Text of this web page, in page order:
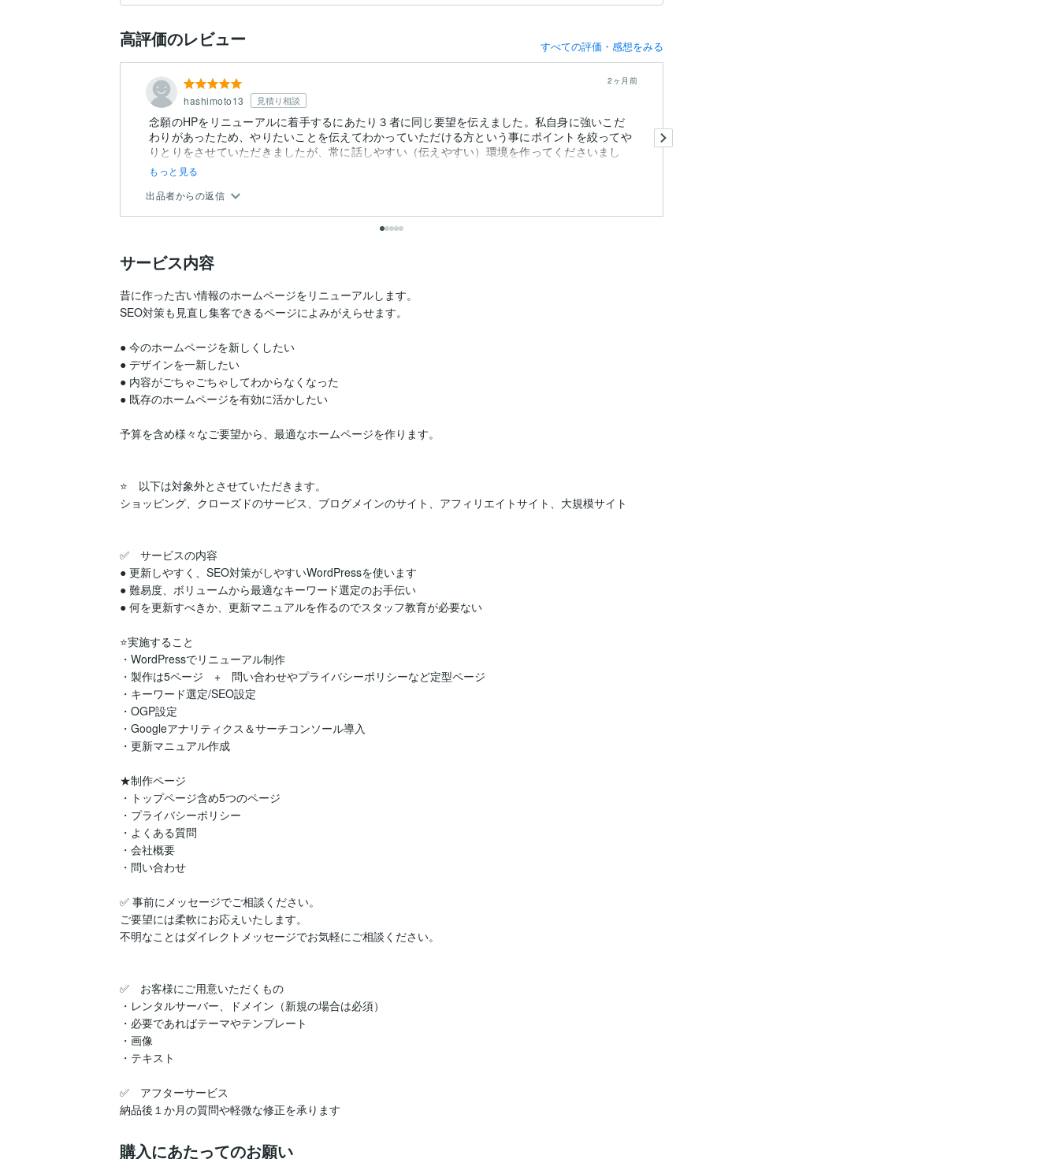
高評価のレビュー すべての評価・感想をみる
hashimoto13 見積り相談
2ヶ月前
念願のHPをリニューアルに着手するにあたり３者に同じ要望を伝えました。私自身に強いこだ
わりがあったため、やりたいことを伝えてわかっていただける方という事にポイントを絞ってや
りとりをさせていただきましたが、常に話しやすい（伝えやすい）環境を作ってくださいまし
た...
もっと見る
出品者からの返信
サービス内容
昔に作った古い情報のホームページをリニューアルします。
SEO対策も見直し集客できるページによみがえらせます。
● 今のホームページを新しくしたい
● デザインを一新したい
● 内容がごちゃごちゃしてわからなくなった
● 既存のホームページを有効に活かしたい
予算を含め様々なご要望から、最適なホームページを作ります。
⭐️　以下は対象外とさせていただきます。
ショッピング、クローズドのサービス、ブログメインのサイト、アフィリエイトサイト、大規模サイト
✅　サービスの内容
● 更新しやすく、SEO対策がしやすいWordPressを使います
● 難易度、ボリュームから最適なキーワード選定のお手伝い
● 何を更新すべきか、更新マニュアルを作るのでスタッフ教育が必要ない
⭐️実施すること
・WordPressでリニューアル制作
・製作は5ページ　+　問い合わせやプライバシーポリシーなど定型ページ
・キーワード選定/SEO設定
・OGP設定
・Googleアナリティクス＆サーチコンソール導入
・更新マニュアル作成
★制作ページ
・トップページ含め5つのページ
・プライバシーポリシー
・よくある質問
・会社概要
・問い合わせ
✅ 事前にメッセージでご相談ください。
ご要望には柔軟にお応えいたします。
不明なことはダイレクトメッセージでお気軽にご相談ください。
✅　お客様にご用意いただくもの
・レンタルサーバー、ドメイン（新規の場合は必須）
・必要であればテーマやテンプレート
・画像
・テキスト
✅　アフターサービス
納品後１か月の質問や軽微な修正を承ります
購入にあたってのお願い